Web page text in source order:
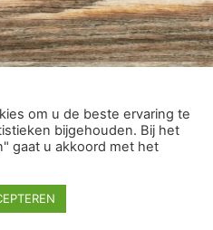
om u de beste ervaring te
bijgehouden. Bij het
gaat u akkoord met het